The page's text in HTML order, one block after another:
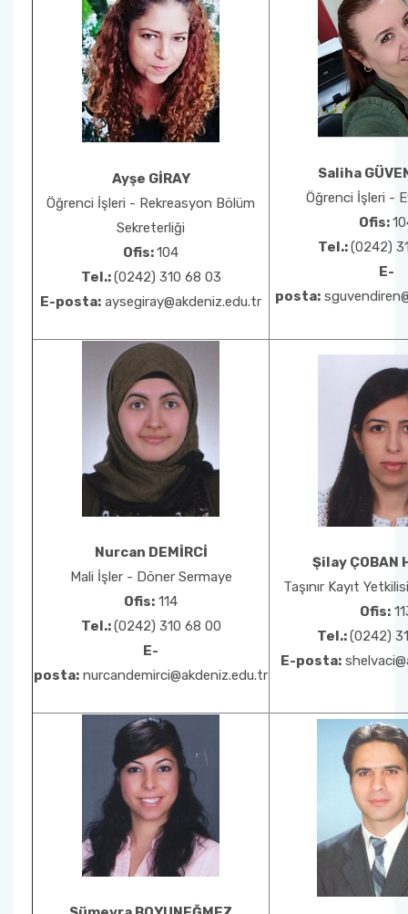
Ayşe GİRAY
Öğrenci İşleri - Rekreasyon Bölüm
Sekreterliği
Ofis:104
Tel.:(0242) 310 68 03
E-posta: aysegiray@akdeniz.edu.tr
Saliha
Öğrenci İşleri -
Ofis:
Tel.:(0242)
E-
posta:
Nurcan DEMİRCİ
Mali İşler - Döner Sermaye
Ofis: 114
Tel.:(0242) 310 68 00
E-
posta: nurcandemirci@akdeniz.edu.tr
Şilay ÇOBAN
Taşınır Kayıt
Ofis:
Tel.:(0242)
E-posta: